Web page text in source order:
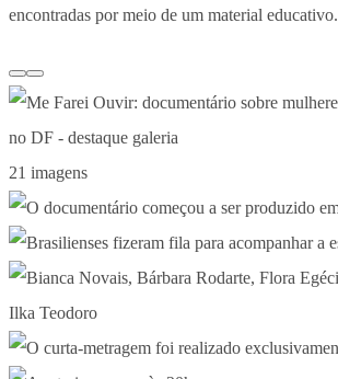
encontradas por meio de um material educativo.
21 imagens